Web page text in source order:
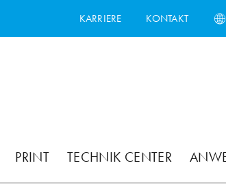
KARRIERE KONTAKT
PRINT TECHNIK CENTER